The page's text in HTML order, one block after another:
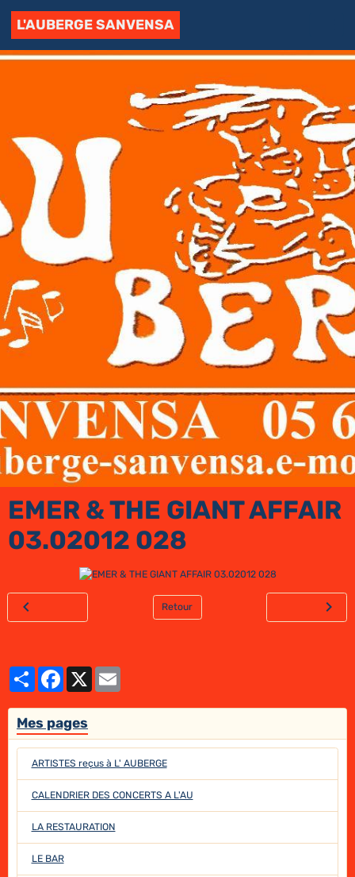
L'AUBERGE SANVENSA
EMER & THE GIANT AFFAIR
03.02012 028
Retour
PartagerFacebook
X
Mes pages
ARTISTES reçus à L' AUBERGE
CALENDRIER DES CONCERTS A L'AU
LA RESTAURATION
LE BAR